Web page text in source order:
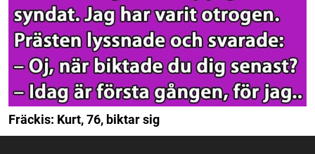
Fräckis: Kurt, 76, biktar sig